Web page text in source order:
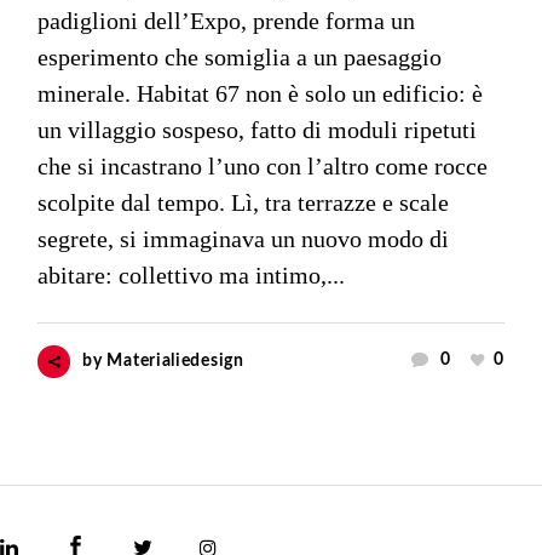
padiglioni dell’Expo, prende forma un
esperimento che somiglia a un paesaggio
minerale. Habitat 67 non è solo un edificio: è
un villaggio sospeso, fatto di moduli ripetuti
che si incastrano l’uno con l’altro come rocce
scolpite dal tempo. Lì, tra terrazze e scale
segrete, si immaginava un nuovo modo di
abitare: collettivo ma intimo,...
by Materialiedesign 0 0